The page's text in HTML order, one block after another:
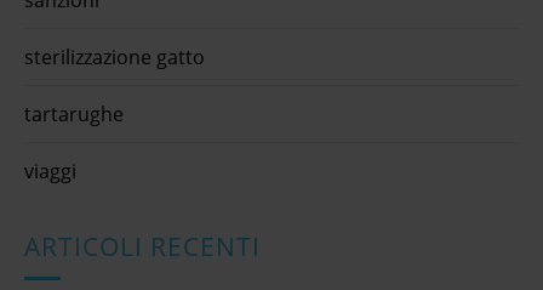
sterilizzazione gatto
tartarughe
viaggi
ARTICOLI RECENTI